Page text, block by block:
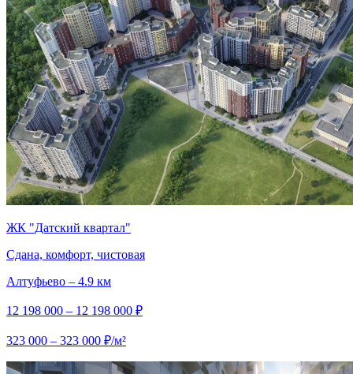
ЖК "Датский квартал"
Сдана, комфорт, чистовая
Алтуфьево – 4.9 км
12 198 000 – 12 198 000 ₽
323 000 – 323 000 ₽/м²